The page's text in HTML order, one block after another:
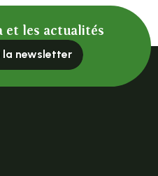
et les actualités
la newsletter